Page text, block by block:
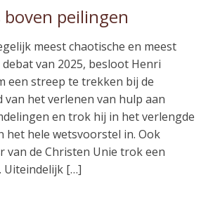
boven peilingen
meest chaotische en meest
van 2025, besloot Henri
een streep te trekken bij de
het verlenen van hulp aan
en trok hij in het verlengde
het hele wetsvoorstel in. Ook
van de Christen Unie trok een
Uiteindelijk […]